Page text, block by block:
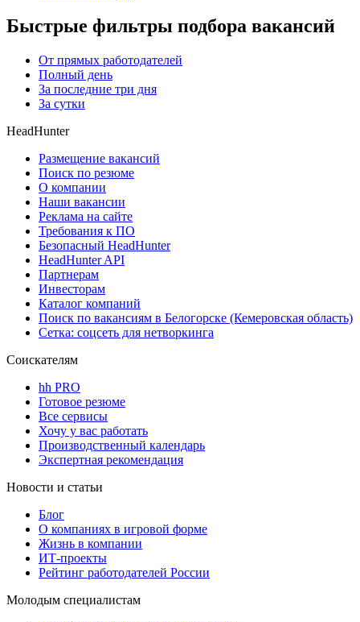
Быстрые фильтры подбора вакансий
От прямых работодателей
Полный день
За последние три дня
За сутки
HeadHunter
Размещение вакансий
Поиск по резюме
О компании
Наши вакансии
Реклама на сайте
Требования к ПО
Безопасный HeadHunter
HeadHunter API
Партнерам
Инвесторам
Каталог компаний
Поиск по вакансиям в Белогорске (Кемеровская область)
Сетка: соцсеть для нетворкинга
Соискателям
hh PRO
Готовое резюме
Все сервисы
Хочу у вас работать
Производственный календарь
Экспертная рекомендация
Новости и статьи
Блог
О компаниях в игровой форме
Жизнь в компании
ИТ-проекты
Рейтинг работодателей России
Молодым специалистам